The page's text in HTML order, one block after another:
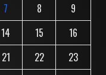
7 8
9
14 15
16
21 22
23